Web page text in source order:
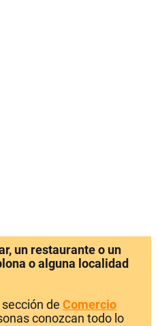
un restaurante o un
o alguna localidad
de Comercio
conozcan todo lo